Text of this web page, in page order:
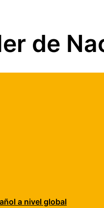
a nivel global
de